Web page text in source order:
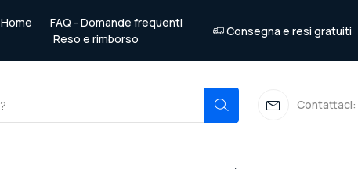
Home
FAQ - Domande frequenti
Reso e rimborso
Consegna e resi gratuiti
Contattaci: